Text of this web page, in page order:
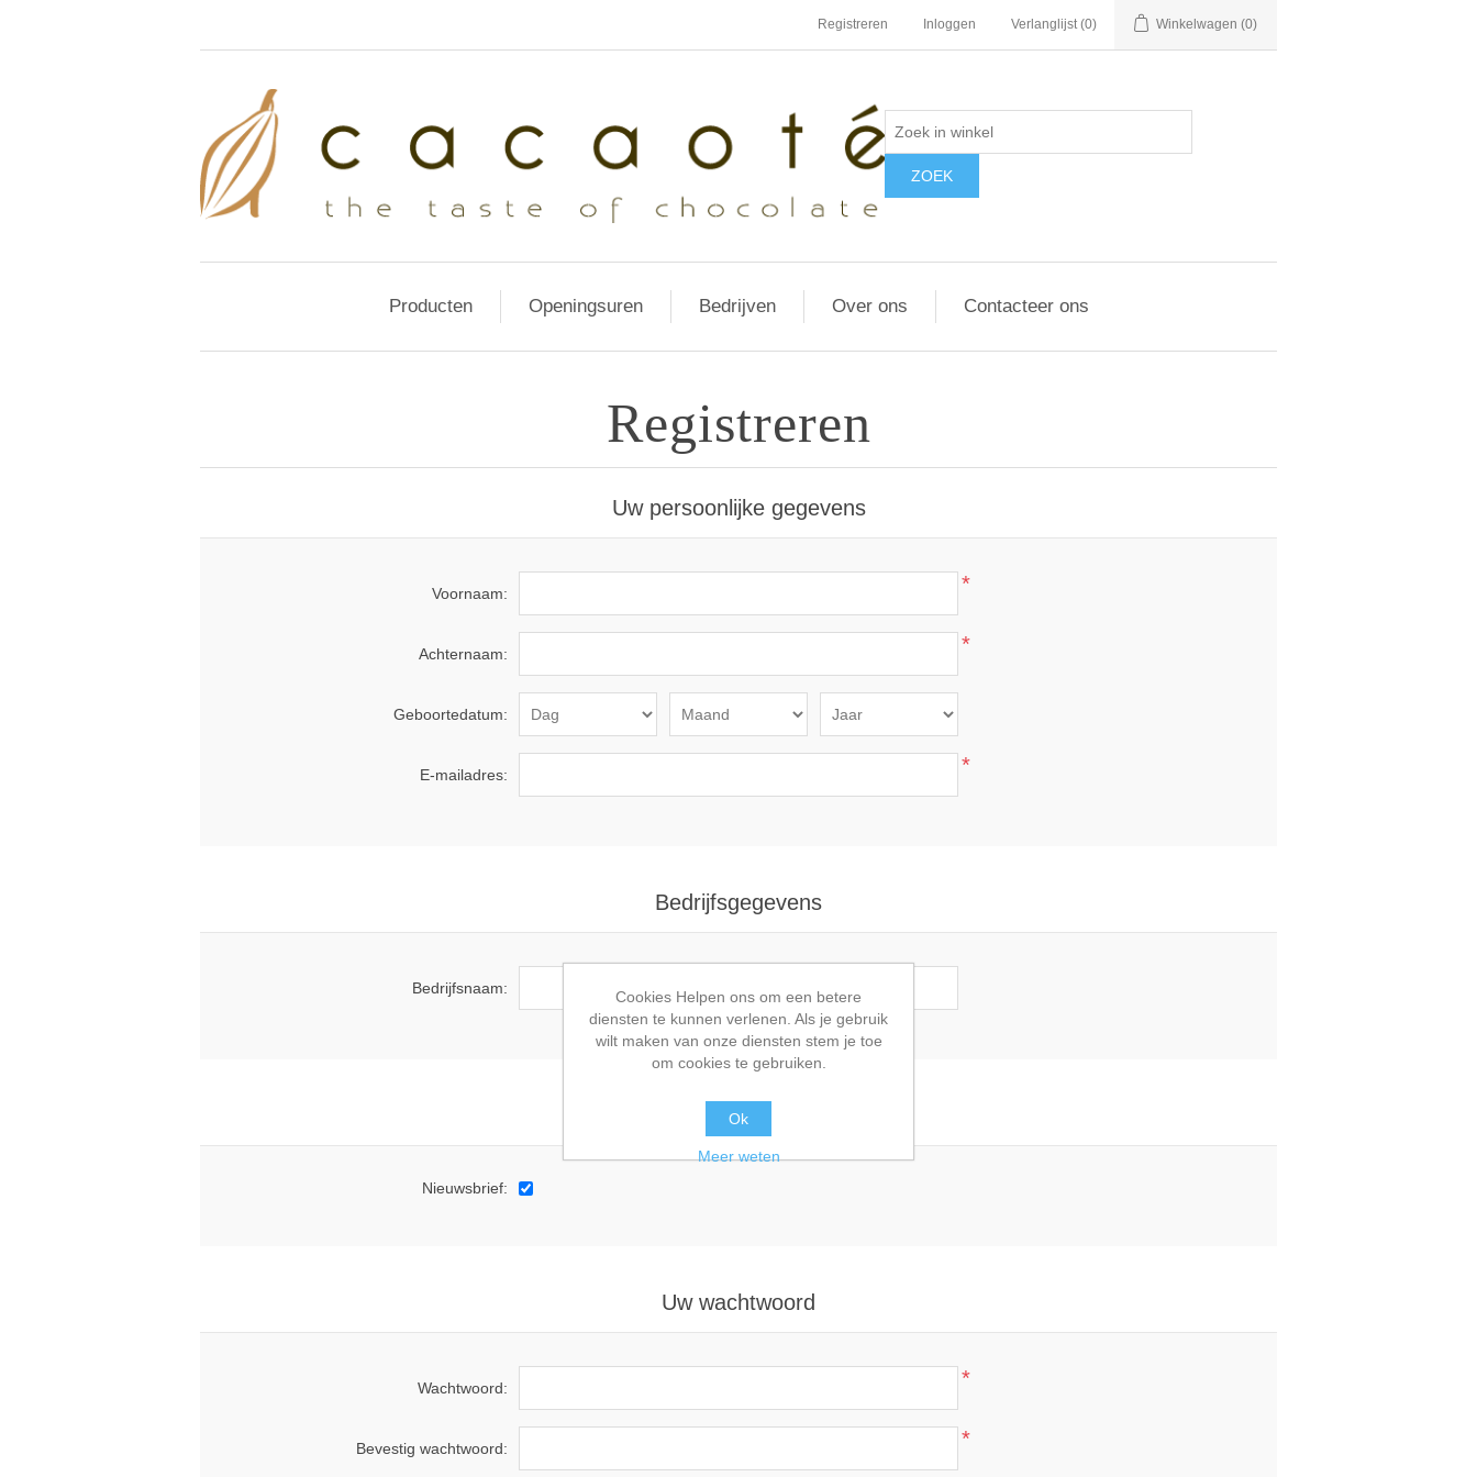
Registreren Inloggen Verlanglijst (0) Winkelwagen (0)
Producten Openingsuren Bedrijven Over ons Contacteer ons
Registreren
Uw persoonlijke gegevens
Voornaam: *
Achternaam: *
Geboortedatum:
E-mailadres: *
Bedrijfsgegevens
Bedrijfsnaam:
Opties
Nieuwsbrief:
Uw wachtwoord
Wachtwoord: *
Bevestig wachtwoord: *
Cookies Helpen ons om een betere
diensten te kunnen verlenen. Als je gebruik
wilt maken van onze diensten stem je toe
om cookies te gebruiken.
Ok
Meer weten